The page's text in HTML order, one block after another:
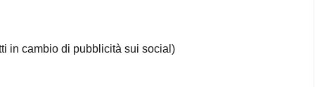
in cambio di pubblicità sui social)